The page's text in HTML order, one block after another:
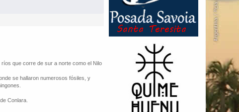
que corre de sur a norte como el Nilo
se hallaron numerosos fósiles, y
Conlara.